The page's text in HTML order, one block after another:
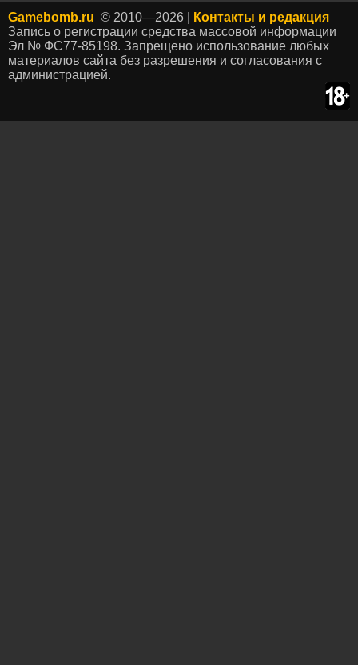
Gamebomb.ru © 2010—2026 |
Контакты и редакция
Запись о регистрации средства массовой информации
Эл № ФС77-85198. Запрещено использование любых
материалов сайта без разрешения и согласования с
администрацией.